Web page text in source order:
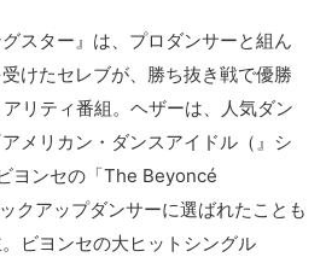
グスター』は、プロダンサーと組ん
けたセレブが、勝ち抜き戦で優勝
リティ番組。ヘザーは、人気ダン
メリカン・ダンスアイドル（』シ
ヨンセの「The Beyoncé
クアップダンサーに選ばれたことも
ビヨンセの大ヒットシングル